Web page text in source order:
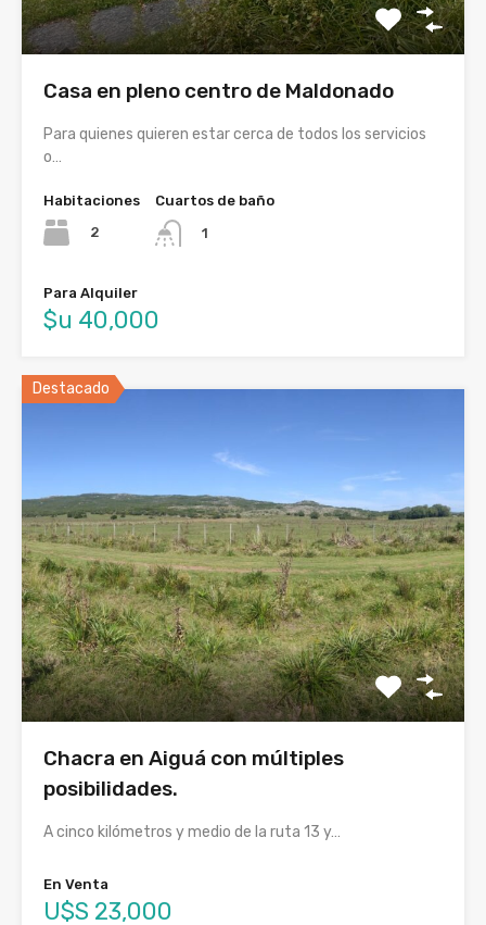
Casa en pleno centro de Maldonado
Para quienes quieren estar cerca de todos los servicios
o…
Habitaciones
2
Cuartos de baño
1
Para Alquiler
$u 40,000
Destacado
Chacra en Aiguá con múltiples
posibilidades.
A cinco kilómetros y medio de la ruta 13 y…
En Venta
U$S 23,000